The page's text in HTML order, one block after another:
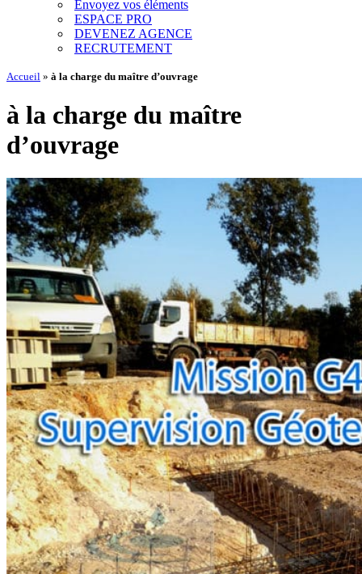
Envoyez vos éléments
ESPACE PRO
DEVENEZ AGENCE
RECRUTEMENT
Accueil » à la charge du maître d’ouvrage
à la charge du maître
d’ouvrage